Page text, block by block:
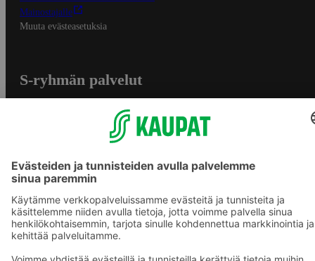
Mainostajalle
Muuta evästeasetuksia
S-ryhmän palvelut
S-ostoslista -sovellus
Prisma.fi
Sokos.fi
S-Pankki
Yhteishyvä
Sokos Hotels